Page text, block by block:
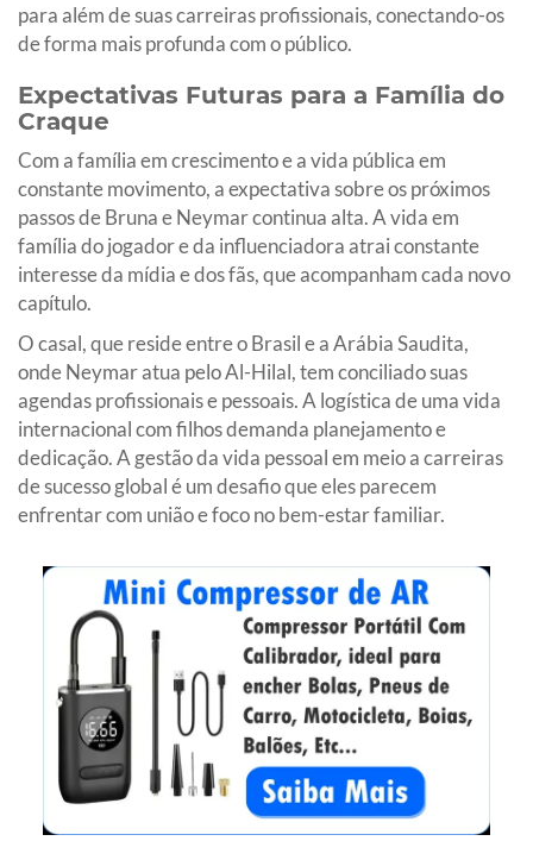
para além de suas carreiras profissionais, conectando-os
de forma mais profunda com o público.
Expectativas Futuras para a Família do
Craque
Com a família em crescimento e a vida pública em
constante movimento, a expectativa sobre os próximos
passos de Bruna e Neymar continua alta. A vida em
família do jogador e da influenciadora atrai constante
interesse da mídia e dos fãs, que acompanham cada novo
capítulo.
O casal, que reside entre o Brasil e a Arábia Saudita,
onde Neymar atua pelo Al-Hilal, tem conciliado suas
agendas profissionais e pessoais. A logística de uma vida
internacional com filhos demanda planejamento e
dedicação. A gestão da vida pessoal em meio a carreiras
de sucesso global é um desafio que eles parecem
enfrentar com união e foco no bem-estar familiar.